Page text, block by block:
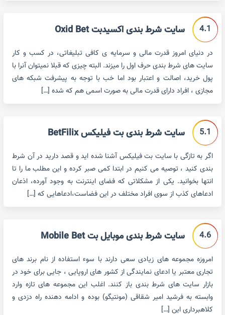
4.1 سایت شرط بندی اکسیدبت Oxid Bet
در دنیای امروز قدرت مالی و سرمایه ی کافی تبلیغاتی، در کسب و کار
سایت های شرط بندی حرف اول را میزند. البته چیزی که قبلا نمیتوان آنرا با
پول خرید، اصالت و اعتبار بود اما خب با توجه به پیشرفت شبکه های
مجازی ، افراد دارای قدرت مالی به صورت اسمی هم که شده […]
5.1 سایت شرط بندی بت فیلیکس BetFilix
اگر به تازگی با سایت بت فیلیکس آشنا شده اید و قصد دارید در آن شرط
بندی کنید ، توصیه می کنیم در ابتدا کمی صبر کرده و این مطلب ما را تا
انتها بخوانید. یکی از مشکلاتی که فضای اینترنت به وجود آورده، اذعان
ادعاهای کذب از سوی افراد مختلف در این فضاست،ادعاهایی که […]
4.6 سایت شرط بندی موبایل بت Mobile Bet
امروزه مجموعه های زیادی سعی دارند با سوء استفاده از نام برند های
تجاری معتبر یا ادعای نمایندگی از کشور های اروپایی ، جایی برای خود در
بازار سایت های شرط بندی باز کنند. اغلب این مجموعه های تازه وارد
وابسته به فرشید امیر شقاقی (مونتیگو) بوده و ادامه دهنده راه دزدی و
کلاهبرداری این […]